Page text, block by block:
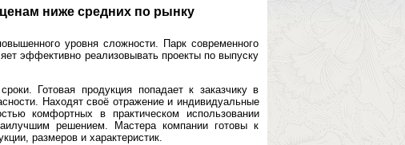
ниже средних по рынку
уровня сложности. Парк современного
эффективно реализовывать проекты по выпуску
Готовая продукция попадает к заказчику в
Находят своё отражение и индивидуальные
комфортных в практическом использовании
решением. Мастера компании готовы к
размеров и характеристик.